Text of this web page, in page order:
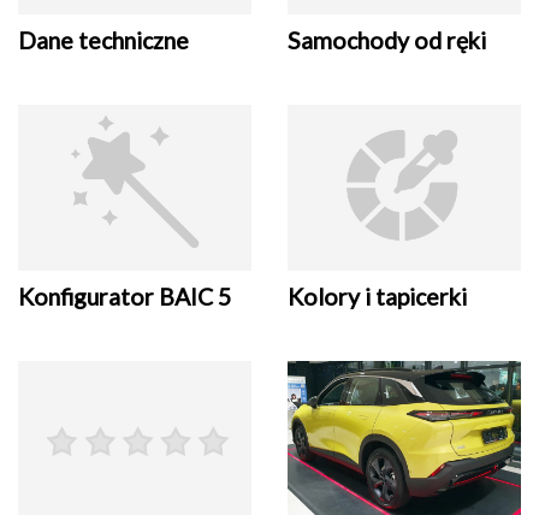
Dane techniczne Samochody od ręki
Konfigurator BAIC 5 Kolory i tapicerki